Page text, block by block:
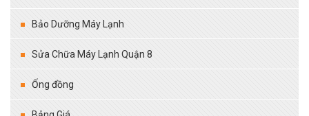
Bảo Dưỡng Máy Lạnh
Sửa Chữa Máy Lạnh Quận 8
Ống đồng